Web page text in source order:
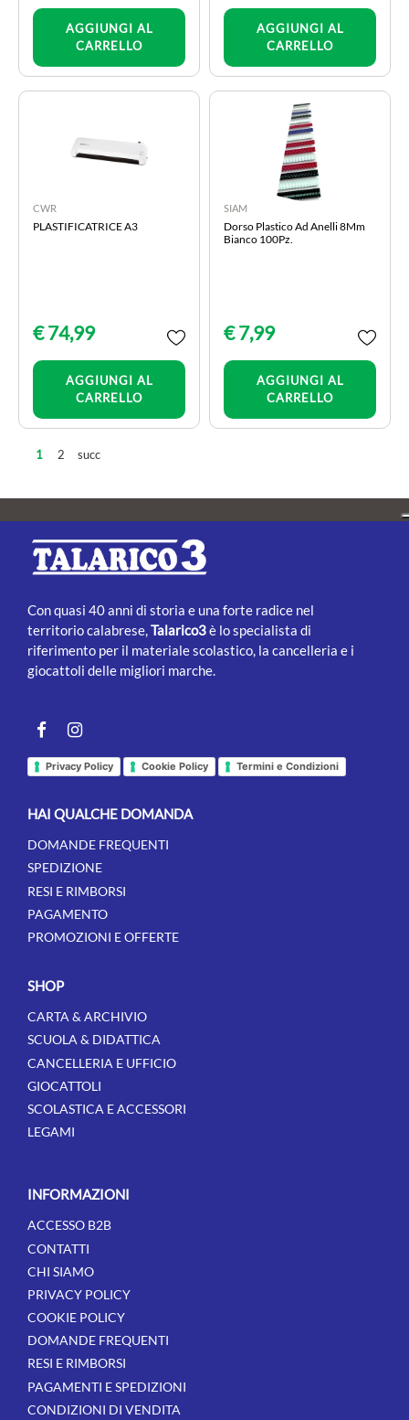
AGGIUNGI AL
CARRELLO
AGGIUNGI AL
CARRELLO
CWR
PLASTIFICATRICE A3
€ 74,99
AGGIUNGI AL
CARRELLO
SIAM
Dorso Plastico Ad Anelli 8Mm
Bianco 100Pz.
€ 7,99
AGGIUNGI AL
CARRELLO
1 2 succ
Con quasi 40 anni di storia e una forte radice nel
territorio calabrese,Talarico3è lo specialista di
riferimento per il materiale scolastico, la cancelleria e i
giocattoli delle migliori marche.
Facebookinstagram
Privacy Policy Cookie Policy Termini e Condizioni
INFORMAZIONI
ACCESSO B2B
CONTATTI
CHI SIAMO
PRIVACY POLICY
COOKIE POLICY
DOMANDE FREQUENTI
RESI E RIMBORSI
PAGAMENTI E SPEDIZIONI
CONDIZIONI DI VENDITA
SHOP
CARTA & ARCHIVIO
SCUOLA & DIDATTICA
CANCELLERIA E UFFICIO
GIOCATTOLI
SCOLASTICA E ACCESSORI
LEGAMI
HAI QUALCHE DOMANDA
DOMANDE FREQUENTI
SPEDIZIONE
RESI E RIMBORSI
PAGAMENTO
PROMOZIONI E OFFERTE